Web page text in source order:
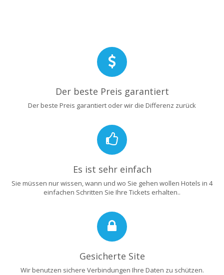
Der beste Preis garantiert
Der beste Preis garantiert oder wir die Differenz zurück
Es ist sehr einfach
Sie müssen nur wissen, wann und wo Sie gehen wollen Hotels in 4
einfachen Schritten Sie Ihre Tickets erhalten..
Gesicherte Site
Wir benutzen sichere Verbindungen Ihre Daten zu schützen.